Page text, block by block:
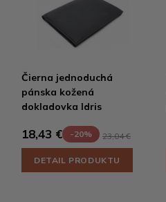
Čierna jednoduchá
pánska kožená
dokladovka Idris
18,43 € -20% 23,04 €
DETAIL PRODUKTU